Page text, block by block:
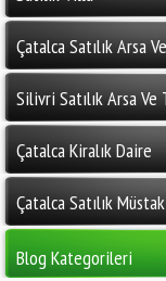
Çatalca Satılık Arsa
Silivri Satılık Arsa Ve
Çatalca Kiralık Daire
Çatalca Satılık
Blog Kategorileri